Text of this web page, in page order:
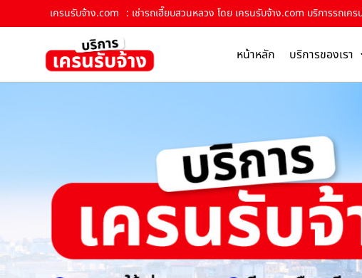
เครนรับจ้าง.com : เช่ารถเฮี๊ยบสวนหลวง โดย เครนรับจ้าง.com บริการรถเค
หน้าหลัก บริการของเรา